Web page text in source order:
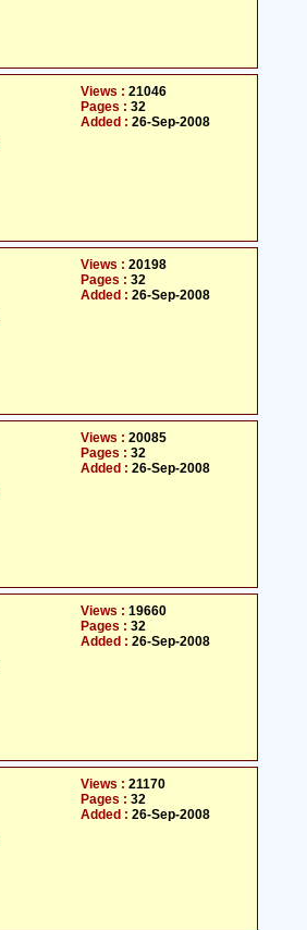
Views : 21046
Pages : 32
Added : 26-Sep-2008
Views : 20198
Pages : 32
Added : 26-Sep-2008
Views : 20085
Pages : 32
Added : 26-Sep-2008
Views : 19660
Pages : 32
Added : 26-Sep-2008
Views : 21170
Pages : 32
Added : 26-Sep-2008